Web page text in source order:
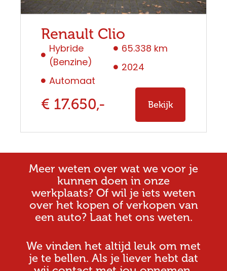
Renault Clio
Hybride
(Benzine)
Automaat
65.338 km
2024
€ 17.650,- Bekijk
Meer weten over wat we voor je
kunnen doen in onze
werkplaats? Of wil je iets weten
over het kopen of verkopen van
een auto? Laat het ons weten.
We vinden het altijd leuk om met
je te bellen. Als je liever hebt dat